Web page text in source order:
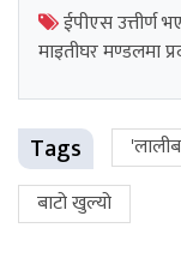
ईपीएस उत्तीर्ण
माइतीघर मण्डलमा
Tags
बाटो खुल्यो